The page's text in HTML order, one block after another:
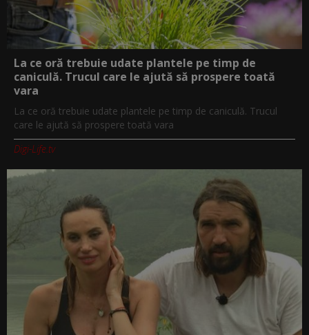
La ce oră trebuie udate plantele pe timp de
caniculă. Trucul care le ajută să prospere toată
vara
La ce oră trebuie udate plantele pe timp de caniculă. Trucul
care le ajută să prospere toată vara
Digi-Life.tv